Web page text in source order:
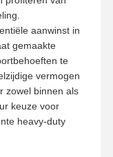
aanwinst in
gemaakte
te
vermogen
zowel binnen als
keuze voor
heavy-duty